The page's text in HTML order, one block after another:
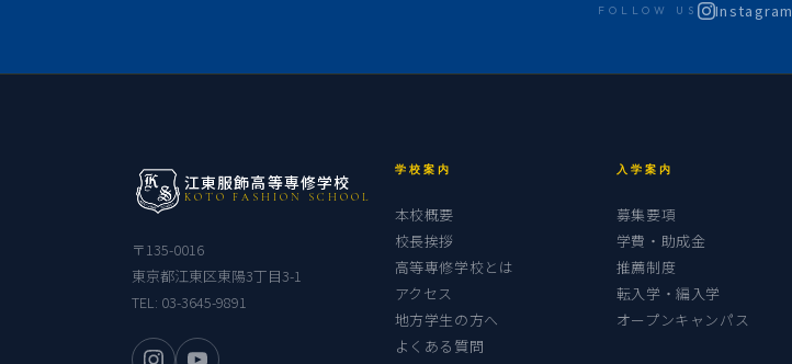
FOLLOW US Instagram
江東服飾高等専修学校
KOTO FASHION SCHOOL
〒135-0016
東京都江東区東陽3丁目3-1
TEL: 03-3645-9891
学校案内
本校概要
校長挨拶
高等専修学校とは
アクセス
地方学生の方へ
よくある質問
入学案内
募集要項
学費・助成金
推薦制度
転入学・編入学
オープンキャンパス